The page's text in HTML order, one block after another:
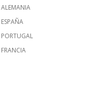
ALEMANIA
ESPAÑA
PORTUGAL
FRANCIA